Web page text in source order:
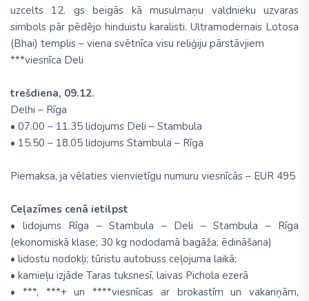
uzcelts 12. gs beigās kā musulmaņu valdnieku uzvaras
simbols pār pēdējo hinduistu karalisti. Ultramodernais Lotosa
(Bhai) templis – viena svētnīca visu reliģiju pārstāvjiem
***viesnīca Deli
trešdiena, 09.12.
Delhi – Rīga
• 07.00 – 11.35 lidojums Deli – Stambula
• 15.50 – 18.05 lidojums Stambula – Rīga
Piemaksa, ja vēlaties vienvietīgu numuru viesnīcās – EUR 495
Ceļazīmes cenā ietilpst
• lidojums Rīga – Stambula – Deli – Stambula – Rīga
(ekonomiskā klase; 30 kg nododamā bagāža; ēdināšana)
• lidostu nodokļi; tūristu autobuss ceļojuma laikā;
• kamieļu izjāde Taras tuksnesī, laivas Pichola ezerā
• ***, ***+ un ****viesnīcas ar brokastīm un vakariņām,